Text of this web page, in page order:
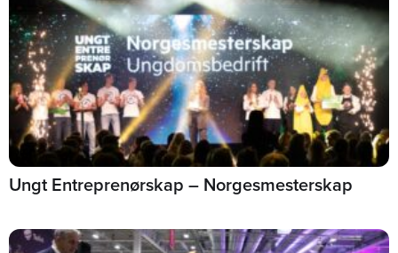
Ungt Entreprenørskap – Norgesmesterskap